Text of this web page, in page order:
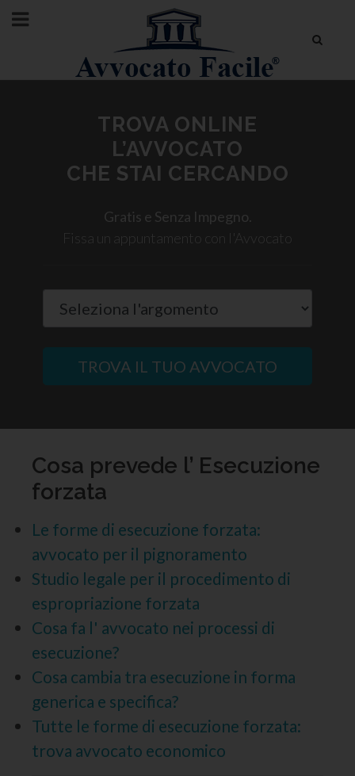
TROVA ONLINE
L’AVVOCATO
CHE STAI CERCANDO
Gratis e Senza Impegno.
Fissa un appuntamento con l'Avvocato
TROVA IL TUO AVVOCATO
Cosa prevede l’ Esecuzione
forzata
Le forme di esecuzione forzata:
avvocato per il pignoramento
Studio legale per il procedimento di
espropriazione forzata
Cosa fa l' avvocato nei processi di
esecuzione?
Cosa cambia tra esecuzione in forma
generica e specifica?
Tutte le forme di esecuzione forzata:
trova avvocato economico